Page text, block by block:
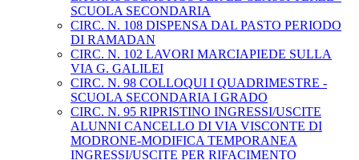
SCUOLA SECONDARIA
CIRC. N. 108 DISPENSA DAL PASTO PERIODO
DI RAMADAN
CIRC. N. 102 LAVORI MARCIAPIEDE SULLA
VIA G. GALILEI
CIRC. N. 98 COLLOQUI I QUADRIMESTRE -
SCUOLA SECONDARIA I GRADO
CIRC. N. 95 RIPRISTINO INGRESSI/USCITE
ALUNNI CANCELLO DI VIA VISCONTE DI
MODRONE-MODIFICA TEMPORANEA
INGRESSI/USCITE PER RIFACIMENTO